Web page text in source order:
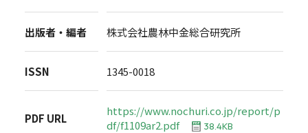
出版者・編者 株式会社農林中金総合研究所
ISSN 1345-0018
PDF URL
https://www.nochuri.co.jp/report/p
df/f1109ar2.pdf
38.4KB